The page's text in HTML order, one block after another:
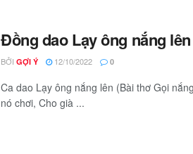
Đồng dao Lạy ông nắng
BỞI GỢI Ý 12/10/2022 0
Ca dao Lạy ông nắng lên (Bài thơ Gọi
nó chơi, Cho già ...